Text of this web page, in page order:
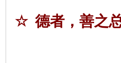
☆ 德者，善之总